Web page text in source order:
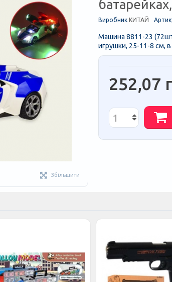
Збільшити
Виробник КИТАЙ
Машина 8811-23
игрушки, 25-11-8 см,
252,07